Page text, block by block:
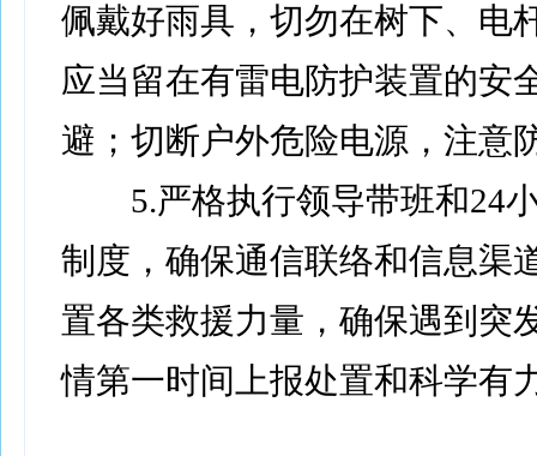
佩戴好雨具，切勿在树下、电
应当留在有雷电防护装置的安
避；切断户外危险电源，注意
5.严格执行领导带班和24
制度，确保通信联络和信息渠
置各类救援力量，确保遇到突
情第一时间上报处置和科学有